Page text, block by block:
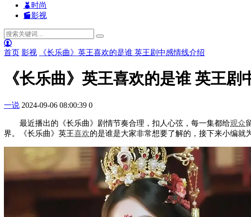
时尚
影视
首页 影视 《长乐曲》英王喜欢的是谁 英王剧中感情线介绍
《长乐曲》英王喜欢的是谁 英王剧
一说 2024-09-06 08:00:39 0
最近播出的《长乐曲》剧情节奏合理，扣人心弦，每一集都给观众
界。《长乐曲》英王喜欢的是谁是大家非常想要了解的，接下来小编就